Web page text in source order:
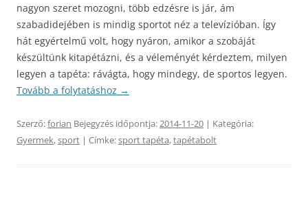
nagyon szeret mozogni, több edzésre is jár, ám
szabadidejében is mindig sportot néz a televízióban. Így
hát egyértelmű volt, hogy nyáron, amikor a szobáját
készültünk kitapétázni, és a véleményét kérdeztem, milyen
legyen a tapéta: rávágta, hogy mindegy, de sportos legyen.
Tovább a folytatáshoz →
Szerző:forian Bejegyzés időpontja:2014-11-20 | Kategória:
Gyermek,sport | Címke:sport tapéta,tapétabolt